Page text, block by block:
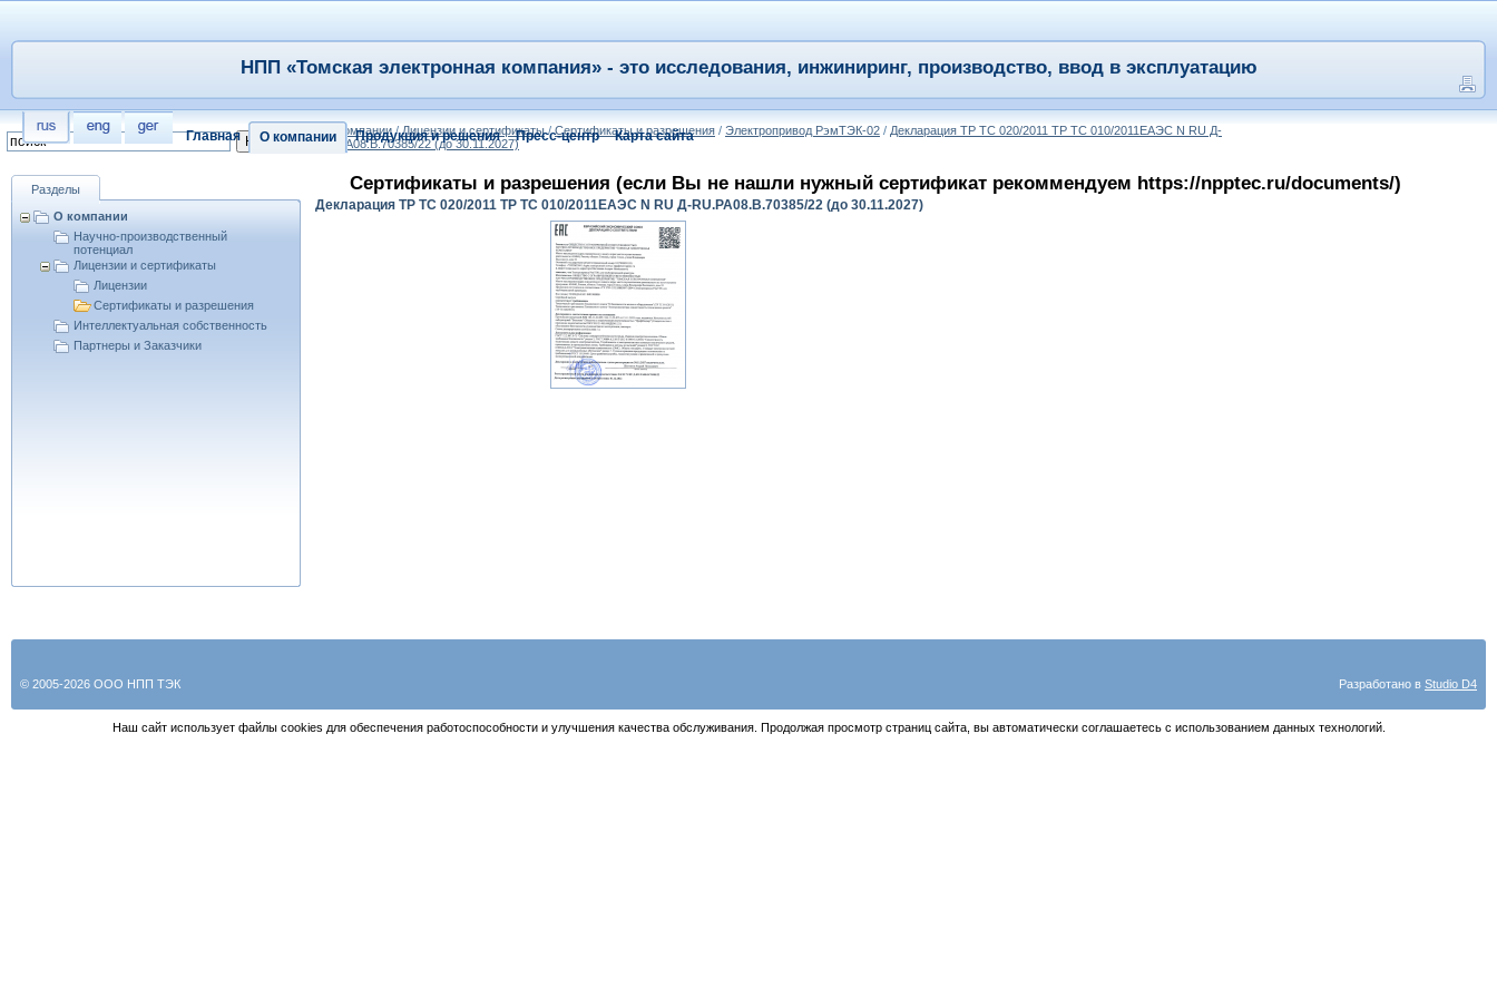
Главная О компании Продукция и решения Пресс-центр Карта сайта
НПП «Томская электронная компания» - это исследования, инжиниринг, производство, ввод в эксплуатацию
Разделы
О компании
Научно-производственный
потенциал
Лицензии и сертификаты
Лицензии
Сертификаты и разрешения
Интеллектуальная собственность
Партнеры и Заказчики
О компании/Лицензии и сертификаты/Сертификаты и разрешения / Электропривод РэмТЭК-02 / Декларация ТР ТС 020/2011 ТР ТС 010/2011ЕАЭС N RU Д-
RU.РА08.В.70385/22 (до 30.11.2027)
Сертификаты и разрешения (если Вы не нашли нужный сертификат рекоммендуем https://npptec.ru/documents/)
Декларация ТР ТС 020/2011 ТР ТС 010/2011ЕАЭС N RU Д-RU.РА08.В.70385/22 (до 30.11.2027)
© 2005-2026 ООО НПП ТЭК Разработано в Studio D4
Наш сайт использует файлы cookies для обеспечения работоспособности и улучшения качества обслуживания. Продолжая просмотр страниц сайта, вы автоматически соглашаетесь с использованием данных технологий.